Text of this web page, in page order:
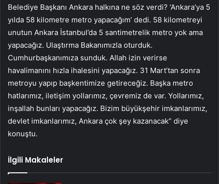
Belediye Başkanı Ankara halkına ne söz verdi? ‘Ankara’ya 5
yılda 58 kilometre metro yapacağım’ dedi. 58 kilometreyi
unutun Ankara İstanbul’da 5 santimetrelik metro yok ama
yapacağız. Ulaştırma Bakanımızla oturduk.
Cumhurbaşkanımıza sunduk. Allah izin verirse
havalimanını hızla ihalesini yapacağız. 31 Mart’tan sonra
metroyu yapıp başkentimize getireceğiz. Başka metro
hatlarımız, iletişim yollarımız, çevremiz de var. Yollarımız,
inşallah bunları yapacağız. Bizim büyükşehir imkanlarımız,
devlet imkanlarımız, Ankara çok şey kazanacak” diye
konuştu.
İlgili Makaleler